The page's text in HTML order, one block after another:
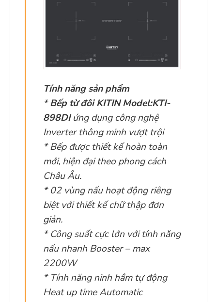
Tính năng sản phẩm
*Bếp từ đôi KITIN Model:KTI-
898DIứng dụng công nghệ
Inverter thông minh vượt trội
* Bếp được thiết kế hoàn toàn
mới, hiện đại theo phong cách
Châu Âu.
* 02 vùng nấu hoạt động riêng
biệt với thiết kế chữ thập đơn
giản.
* Công suất cực lớn với tính năng
nấu nhanh Booster – max
2200W
* Tính năng ninh hầm tự động
Heat up time Automatic